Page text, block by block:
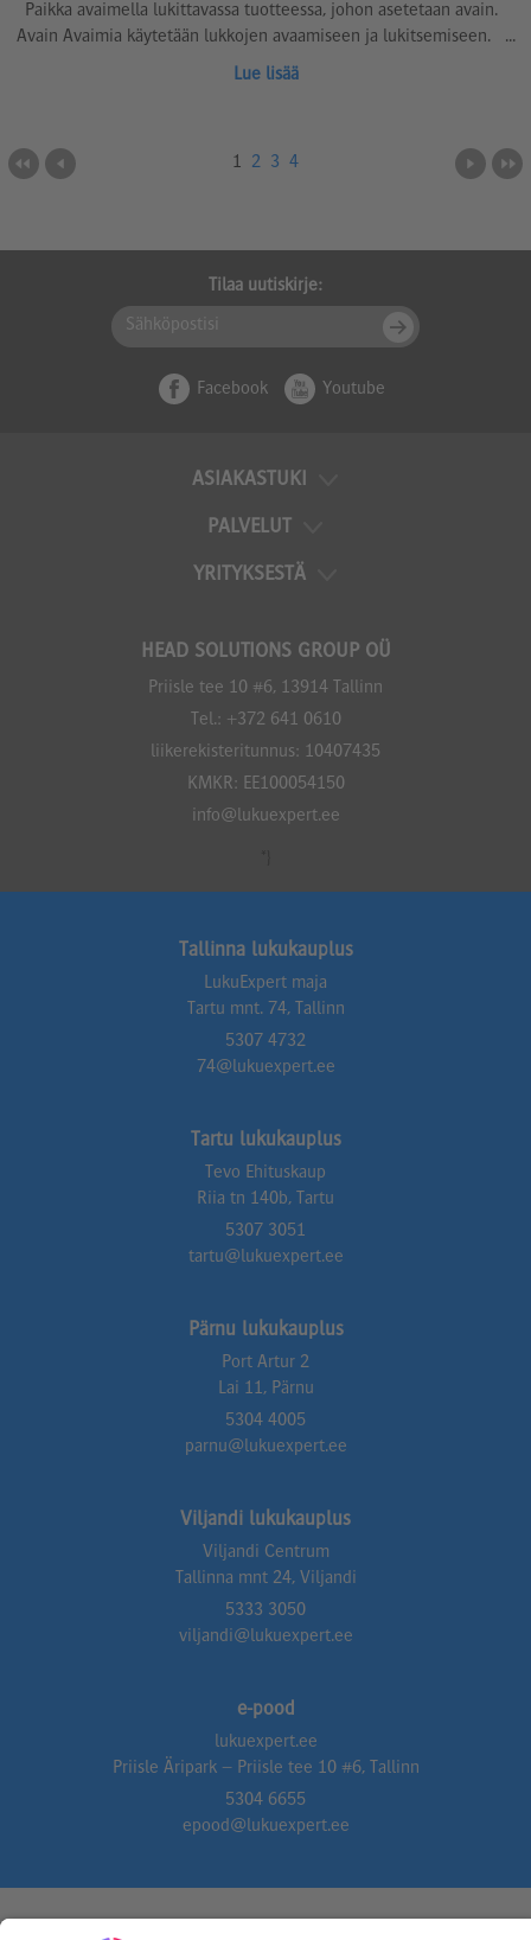
Paikka avaimella lukittavassa tuotteessa, johon asetetaan avain.
Avain Avaimia käytetään lukkojen avaamiseen ja lukitsemiseen. ...
Lue lisää
1 2 3 4
Tilaa uutiskirje:
Facebook Youtube
ASIAKASTUKI
PALVELUT
YRITYKSESTÄ
HEAD SOLUTIONS GROUP OÜ
Priisle tee 10 #6, 13914 Tallinn
Tel.: +372 641 0610
liikerekisteritunnus: 10407435
KMKR: EE100054150
info@lukuexpert.ee
Tallinna lukukauplus
LukuExpert maja
Tartu mnt. 74, Tallinn
5307 4732
74@lukuexpert.ee
Tartu lukukauplus
Tevo Ehituskaup
Riia tn 140b, Tartu
5307 3051
tartu@lukuexpert.ee
Pärnu lukukauplus
Port Artur 2
Lai 11, Pärnu
5304 4005
parnu@lukuexpert.ee
Viljandi lukukauplus
Viljandi Centrum
Tallinna mnt 24, Viljandi
5333 3050
viljandi@lukuexpert.ee
e-pood
lukuexpert.ee
Priisle Äripark – Priisle tee 10 #6, Tallinn
5304 6655
epood@lukuexpert.ee